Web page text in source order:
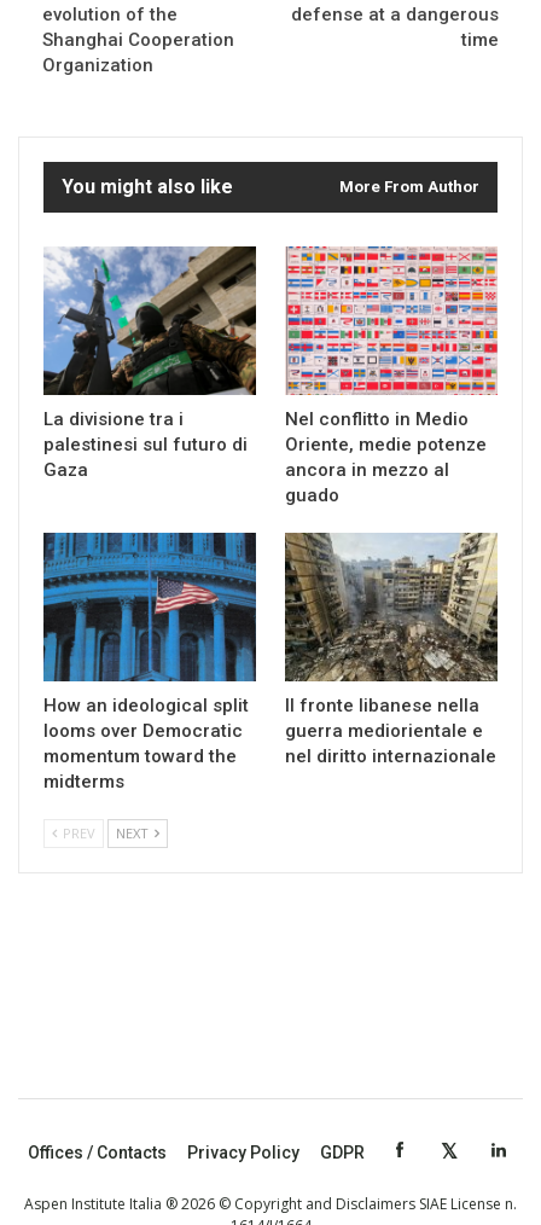
evolution of the
Shanghai Cooperation
Organization
defense at a dangerous
time
You might also like More From Author
La divisione tra i
palestinesi sul futuro di
Gaza
Nel conflitto in Medio
Oriente, medie potenze
ancora in mezzo al
guado
How an ideological split
looms over Democratic
momentum toward the
midterms
Il fronte libanese nella
guerra mediorientale e
nel diritto internazionale
PREV NEXT
Offices / Contacts Privacy Policy GDPR
Aspen Institute Italia ® 2026 © Copyright and Disclaimers SIAE License n.